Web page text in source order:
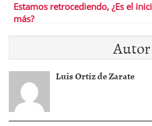
Estamos retrocediendo, ¿Es el
más?
Autor
Luis Ortiz de Zarate